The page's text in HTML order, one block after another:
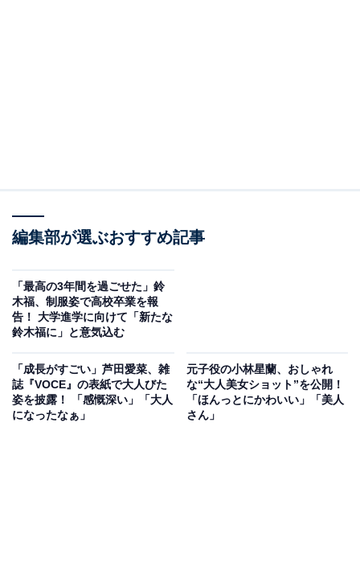
編集部が選ぶおすすめ記事
「最高の3年間を過ごせた」鈴
木福、制服姿で高校卒業を報
告！ 大学進学に向けて「新たな
鈴木福に」と意気込む
「成長がすごい」芦田愛菜、雑
誌『VOCE』の表紙で大人びた
姿を披露！ 「感慨深い」「大人
になったなぁ」
元子役の小林星蘭、おしゃれ
な“大人美女ショット”を公開！
「ほんっとにかわいい」「美人
さん」